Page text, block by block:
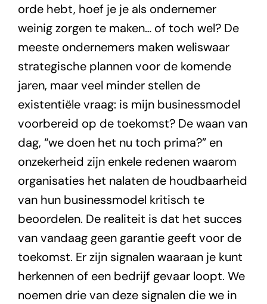
orde hebt, hoef je je als ondernemer
weinig zorgen te maken… of toch wel? De
meeste ondernemers maken weliswaar
strategische plannen voor de komende
jaren, maar veel minder stellen de
existentiële vraag: is mijn businessmodel
voorbereid op de toekomst? De waan van
dag, “we doen het nu toch prima?” en
onzekerheid zijn enkele redenen waarom
organisaties het nalaten de houdbaarheid
van hun businessmodel kritisch te
beoordelen. De realiteit is dat het succes
van vandaag geen garantie geeft voor de
toekomst. Er zijn signalen waaraan je kunt
herkennen of een bedrijf gevaar loopt. We
noemen drie van deze signalen die we in